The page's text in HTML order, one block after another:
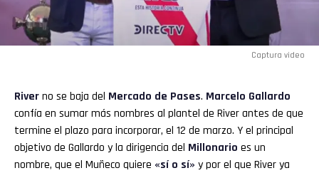
Captura video
Riverno se baja del Mercado de Pases. Marcelo Gallardo
confía en sumar más nombres al plantel de River antes de que
termine el plazo para incorporar, el 12 de marzo. Y el principal
objetivo de Gallardo y la dirigencia del Millonario es un
nombre, que el Muñeco quiere «sí o sí» y por el que River ya